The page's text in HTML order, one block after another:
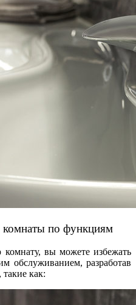
комнаты по функциям
вы можете избежать
обслуживанием, разработав
как: